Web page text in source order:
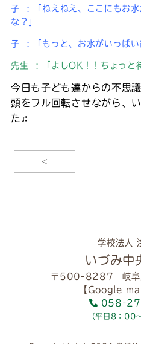
子 : 「ねえねえ、ここにもお水
な？」
子 : 「もっと、お水がいっぱい
先生 : 「よしOK！！ちょっと
今日も子ども達からの不思議
頭をフル回転させながら、
た♬
<
学校法人
いづみ中
〒500-8287 岐阜
【Google
058-
（平日8：00